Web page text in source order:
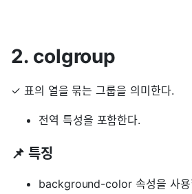
2. colgroup
✓ 표의 열을 묶는 그룹을 의미한다.
전역 특성을 포함한다.
📌 특징
background-color 속성을 사용